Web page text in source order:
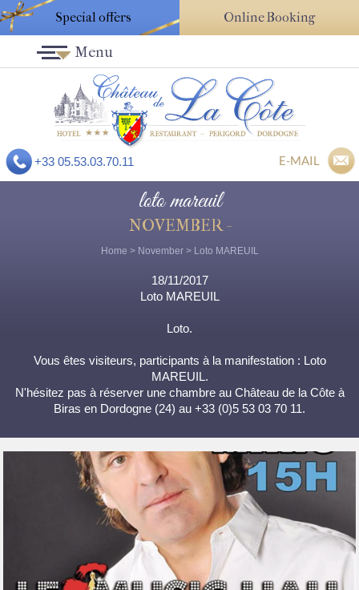
Special offers Online Booking
+33 05.53.03.70.11 E-MAIL
Menu
loto mareuil
NOVEMBER -
Home > November> Loto MAREUIL
18/11/2017
Loto MAREUIL
Loto.
Vous êtes visiteurs, participants à la manifestation : Loto
MAREUIL.
N'hésitez pas à réserver une chambre au Château de la Côte à
Biras en Dordogne (24) au +33 (0)5 53 03 70 11.